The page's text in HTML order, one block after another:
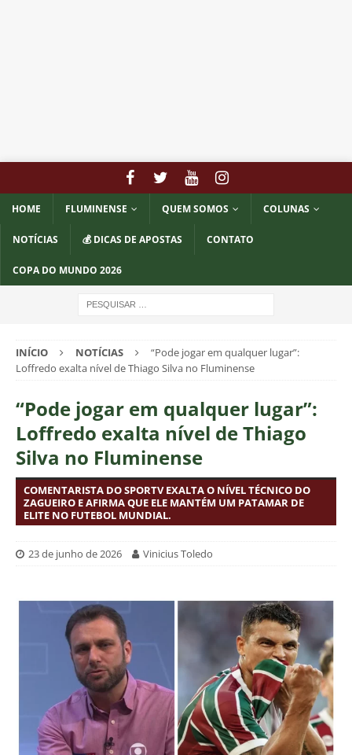
HOME FLUMINENSE QUEM SOMOS COLUNAS
NOTÍCIAS 💰 DICAS DE APOSTAS CONTATO
COPA DO MUNDO 2026
INÍCIO NOTÍCIAS
“Pode jogar em qualquer lugar”:
Loffredo exalta nível de Thiago Silva no Fluminense
“Pode jogar em qualquer lugar”:
Loffredo exalta nível de Thiago
Silva no Fluminense
COMENTARISTA DO SPORTV EXALTA O NÍVEL TÉCNICO DO
ZAGUEIRO E AFIRMA QUE ELE MANTÉM UM PATAMAR DE
ELITE NO FUTEBOL MUNDIAL.
23 de junho de 2026 Vinicius Toledo